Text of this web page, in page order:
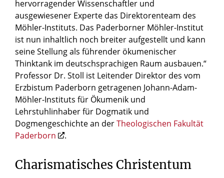
hervorragender Wissenschaftler und
ausgewiesener Experte das Direktorenteam des
Möhler-Instituts. Das Paderborner Möhler-Institut
ist nun inhaltlich noch breiter aufgestellt und kann
seine Stellung als führender ökumenischer
Thinktank im deutschsprachigen Raum ausbauen.“
Professor Dr. Stoll ist Leitender Direktor des vom
Erzbistum Paderborn getragenen Johann-Adam-
Möhler-Instituts für Ökumenik und
Lehrstuhlinhaber für Dogmatik und
Dogmengeschichte an derTheologischen Fakultät
Paderborn
.
Charismatisches Christentum